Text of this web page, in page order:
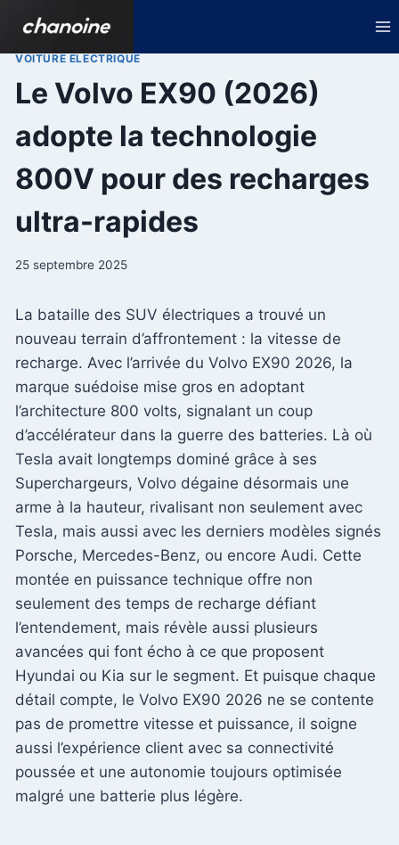
contenu
VOITURE ELECTRIQUE
Le Volvo EX90 (2026)
adopte la technologie
800V pour des recharges
ultra-rapides
25 septembre 2025
La bataille des SUV électriques a trouvé un
nouveau terrain d’affrontement : la vitesse de
recharge. Avec l’arrivée du Volvo EX90 2026, la
marque suédoise mise gros en adoptant
l’architecture 800 volts, signalant un coup
d’accélérateur dans la guerre des batteries. Là où
Tesla avait longtemps dominé grâce à ses
Superchargeurs, Volvo dégaine désormais une
arme à la hauteur, rivalisant non seulement avec
Tesla, mais aussi avec les derniers modèles signés
Porsche, Mercedes-Benz, ou encore Audi. Cette
montée en puissance technique offre non
seulement des temps de recharge défiant
l’entendement, mais révèle aussi plusieurs
avancées qui font écho à ce que proposent
Hyundai ou Kia sur le segment. Et puisque chaque
détail compte, le Volvo EX90 2026 ne se contente
pas de promettre vitesse et puissance, il soigne
aussi l’expérience client avec sa connectivité
poussée et une autonomie toujours optimisée
malgré une batterie plus légère.